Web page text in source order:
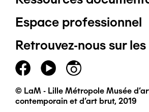
de
page
principal
Espace professionnel
Retrouvez-nous sur
© LaM - Lille Métropole Musée
contemporain et d'art brut, 2019